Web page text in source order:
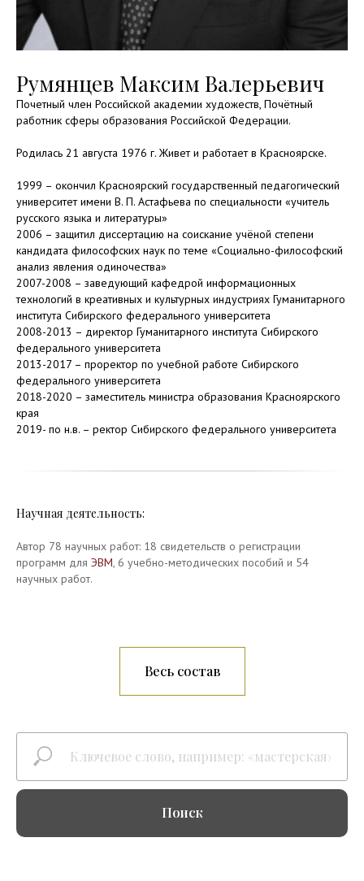
Румянцев Максим Валерьевич
Почетный член Российской академии художеств, Почётный
работник сферы образования Российской Федерации.
Родилась 21 августа 1976 г. Живет и работает в Красноярске.
1999 – окончил Красноярский государственный педагогический
университет имени В. П. Астафьева по специальности «учитель
русского языка и литературы»
2006 – защитил диссертацию на соискание учёной степени
кандидата философских наук по теме «Социально-философский
анализ явления одиночества»
2007-2008 – заведующий кафедрой информационных
технологий в креативных и культурных индустриях Гуманитарного
института Сибирского федерального университета
2008-2013 – директор Гуманитарного института Сибирского
федерального университета
2013-2017 – проректор по учебной работе Сибирского
федерального университета
2018-2020 – заместитель министра образования Красноярского
края
2019- по н.в. – ректор Сибирского федерального университета
Научная деятельность:
Автор 78 научных работ: 18 свидетельств о регистрации
программ для ЭВМ, 6 учебно-методических пособий и 54
научных работ.
Весь состав
Поиск